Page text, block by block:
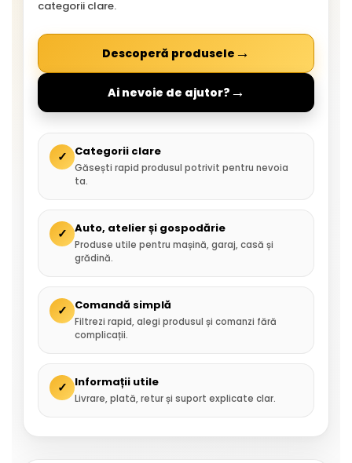
categorii clare.
Descoperă produsele →
Ai nevoie de ajutor? →
✓ Categorii clare
Găsești rapid produsul potrivit pentru nevoia
ta.
✓ Auto, atelier și gospodărie
Produse utile pentru mașină, garaj, casă și
grădină.
✓ Comandă simplă
Filtrezi rapid, alegi produsul și comanzi fără
complicații.
✓ Informații utile
Livrare, plată, retur și suport explicate clar.